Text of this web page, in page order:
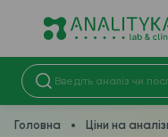
Головна Ціни на